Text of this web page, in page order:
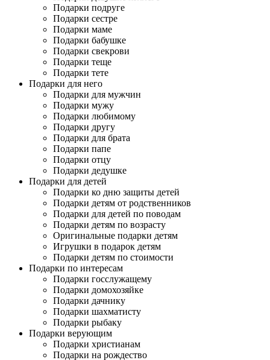
Подарки подруге
Подарки сестре
Подарки маме
Подарки бабушке
Подарки свекрови
Подарки теще
Подарки тете
Подарки для него
Подарки для мужчин
Подарки мужу
Подарки любимому
Подарки другу
Подарки для брата
Подарки папе
Подарки отцу
Подарки дедушке
Подарки для детей
Подарки ко дню защиты детей
Подарки детям от родственников
Подарки для детей по поводам
Подарки детям по возрасту
Оригинальные подарки детям
Игрушки в подарок детям
Подарки детям по стоимости
Подарки по интересам
Подарки госслужащему
Подарки домохозяйке
Подарки дачнику
Подарки шахматисту
Подарки рыбаку
Подарки верующим
Подарки христианам
Подарки на рождество